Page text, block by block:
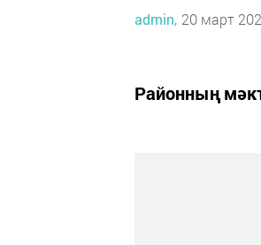
admin, 20 март
Районның